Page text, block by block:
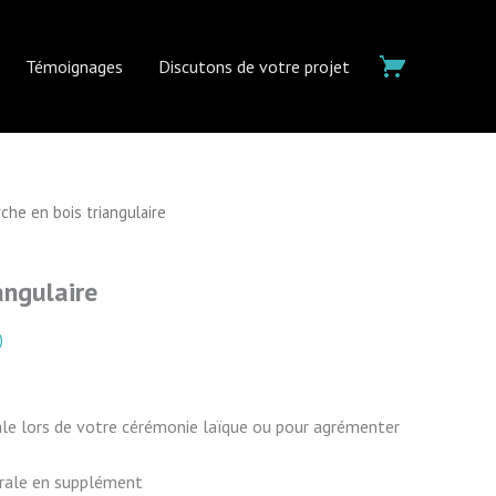
Témoignages Discutons de votre projet
en bois triangulaire
lors de votre cérémonie laïque ou pour agrémenter
en supplément